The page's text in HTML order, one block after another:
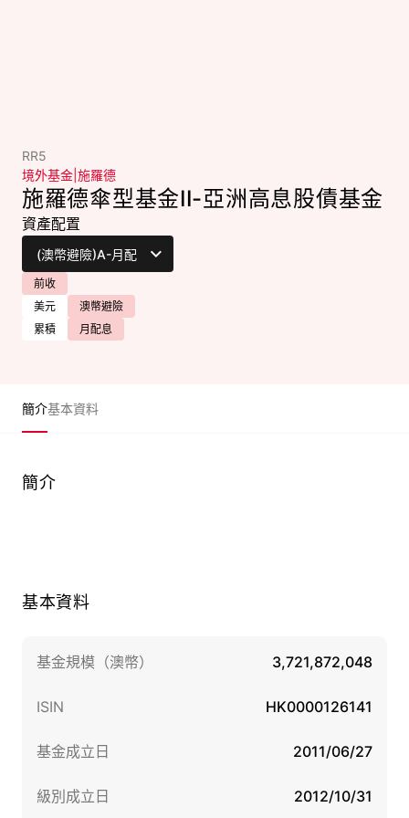
RR5
境外基金 施羅德
施羅德傘型基金II-亞洲高息股債基金
資產配置
前收
美元
澳幣避險
累積
月配息
簡介基本資料
簡介
基本資料
基金規模（澳幣） 3,721,872,048
ISIN HK0000126141
基金成立日 2011/06/27
級別成立日 2012/10/31